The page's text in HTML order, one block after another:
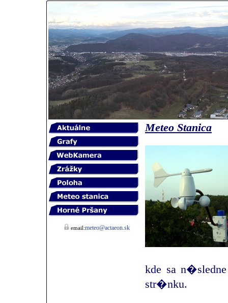
email:meteo@actaeon.sk
Meteo Stanica
kde sa
str�nku.